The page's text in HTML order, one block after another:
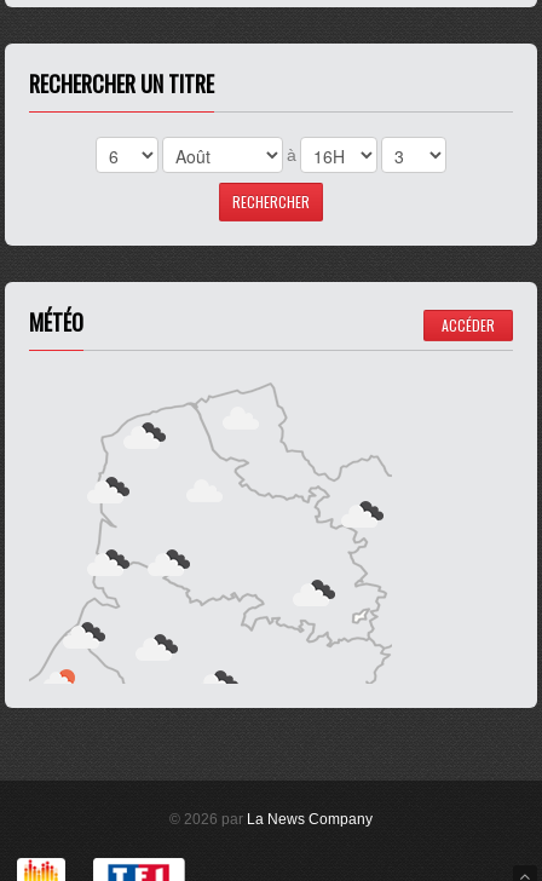
RECHERCHER UN TITRE
à
MÉTÉO ACCÉDER
© 2026 par La News Company